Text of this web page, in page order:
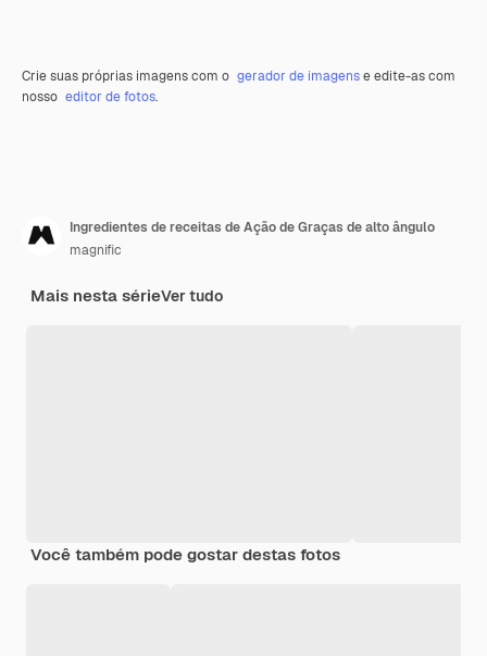
Crie suas próprias imagens com o gerador de imagense edite-as com
nosso editor de fotos.
Ingredientes de receitas de Ação de Graças de alto ângulo
magnific
Mais nesta sérieVer tudo
Você também pode gostar destas fotos